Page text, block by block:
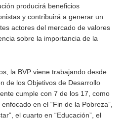
producirá beneficios
y contribuirá a generar un
actores del mercado de valores
sobre la importancia de la
la BVP viene trabajando desde
de los Objetivos de Desarrollo
cumple con 7 de los 17, como
en el “Fin de la Pobreza”,
el cuarto en “Educación”, el